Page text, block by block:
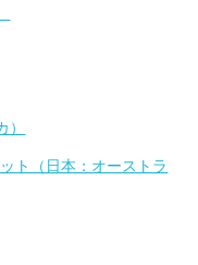
ト（日本：オーストラ